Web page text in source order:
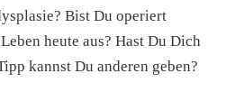
Bist Du operiert
heute aus? Hast Du Dich
kannst Du anderen geben?